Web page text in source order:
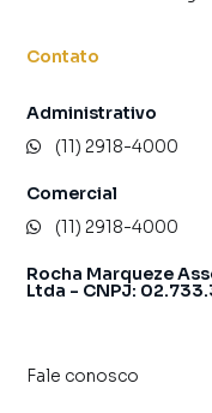
Contato
Administrativo
(11) 2918-4000
Comercial
(11) 2918-4000
Rocha Marqueze
Ltda - CNPJ:
Fale conosco